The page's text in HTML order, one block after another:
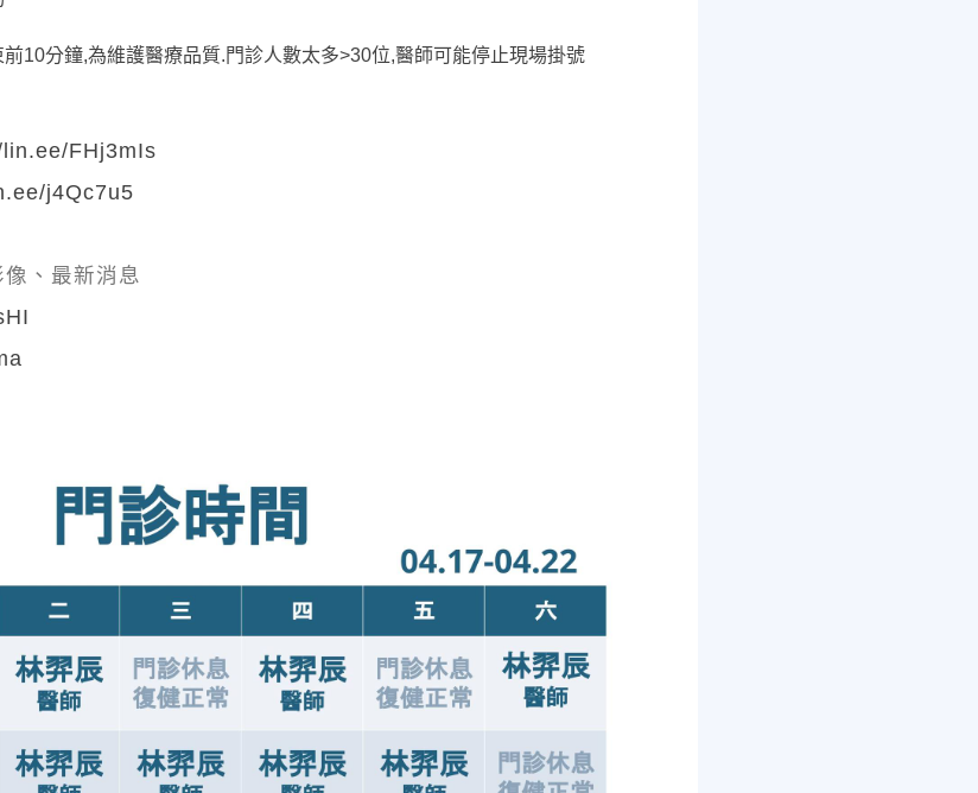
10分鐘,為維護醫療品質.門診人數太多>30位,醫師可能停止現場掛號
FHj3mIs
j4Qc7u5
、最新消息